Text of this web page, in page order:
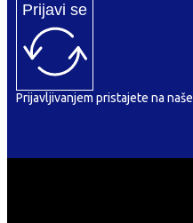
Prijavi se
Prijavljivanjem pristajete na naše